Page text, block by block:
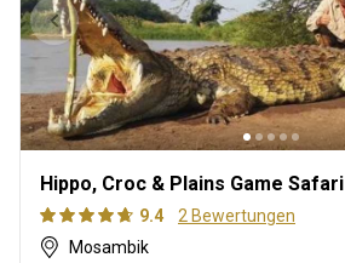
Hippo, Croc & Plains Game Safari
9.4
2 Bewertungen
Mosambik